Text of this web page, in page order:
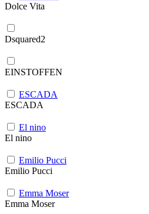
Dolce Vita
Dsquared2
EINSTOFFEN
ESCADA
ESCADA
El nino
El nino
Emilio Pucci
Emilio Pucci
Emma Moser
Emma Moser